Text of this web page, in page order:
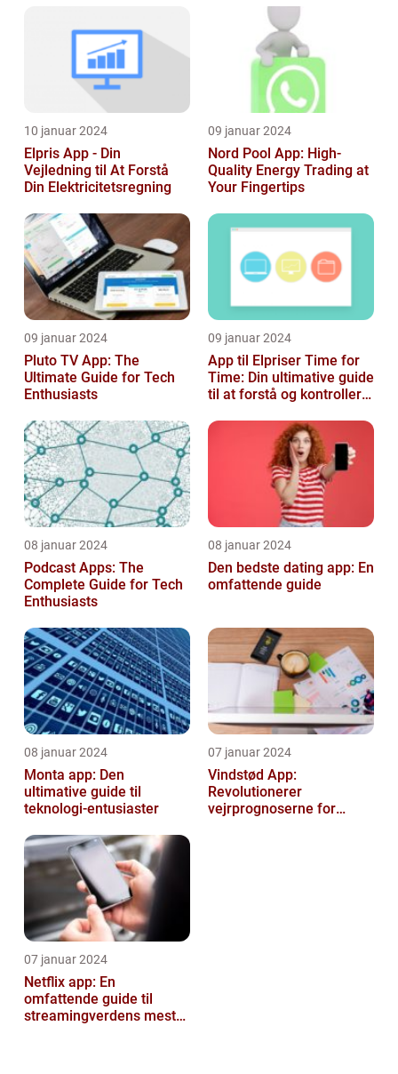
10 januar 2024
Elpris App - Din
Vejledning til At Forstå
Din Elektricitetsregning
09 januar 2024
Nord Pool App: High-
Quality Energy Trading at
Your Fingertips
09 januar 2024
Pluto TV App: The
Ultimate Guide for Tech
Enthusiasts
09 januar 2024
App til Elpriser Time for
Time: Din ultimative guide
til at forstå og kontrollere
08 januar 2024
Podcast Apps: The
Complete Guide for Tech
Enthusiasts
08 januar 2024
Den bedste dating app: En
omfattende guide
08 januar 2024
Monta app: Den
ultimative guide til
teknologi-entusiaster
07 januar 2024
Vindstød App:
Revolutionerer
vejrprognoserne for
07 januar 2024
Netflix app: En
omfattende guide til
streamingverdens mest